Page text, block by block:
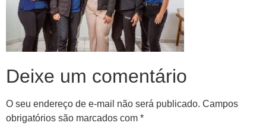
Deixe um comentário
O seu endereço de e-mail não será publicado. Campos
obrigatórios são marcados com *